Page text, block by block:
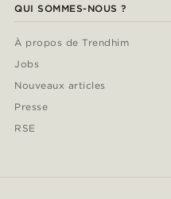
QUI SOMMES-NOUS ?
À propos de Trendhim
Jobs
Nouveaux articles
Presse
RSE